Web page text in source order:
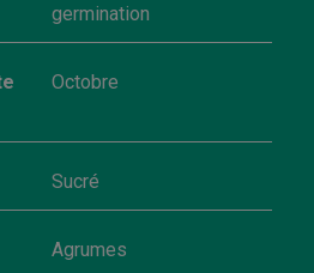
germination
Octobre
Sucré
Agrumes